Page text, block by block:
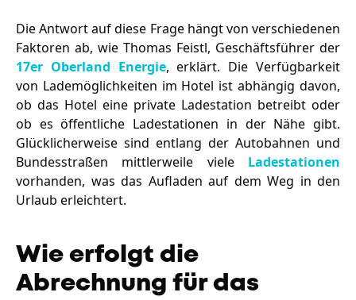
Die Antwort auf diese Frage hängt von verschiedenen
Faktoren ab, wie Thomas Feistl, Geschäftsführer der
17er Oberland Energie, erklärt. Die Verfügbarkeit
von Lademöglichkeiten im Hotel ist abhängig davon,
ob das Hotel eine private Ladestation betreibt oder
ob es öffentliche Ladestationen in der Nähe gibt.
Glücklicherweise sind entlang der Autobahnen und
Bundesstraßen mittlerweile viele Ladestationen
vorhanden, was das Aufladen auf dem Weg in den
Urlaub erleichtert.
Wie erfolgt die
Abrechnung für das